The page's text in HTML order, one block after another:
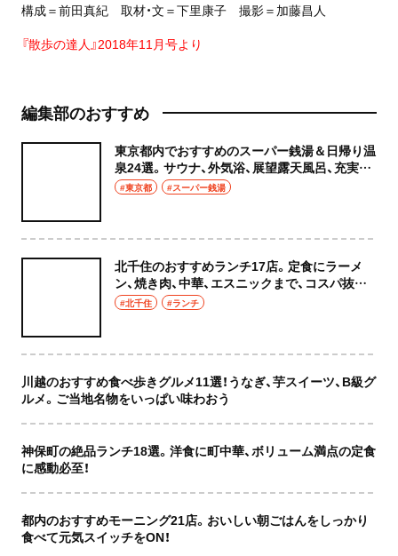
構成＝前田真紀 取材・文＝下里康子 撮影＝加藤昌人
『散歩の達人』2018年11月号より
編集部のおすすめ
東京都内でおすすめのスーパー銭湯＆日帰り温
泉24選。サウナ、外気浴、展望露天風呂、充実の
癒やし空間へ
#東京都 #スーパー銭湯
北千住のおすすめランチ17店。定食にラーメ
ン、焼き肉、中華、エスニックまで、コスパ抜群
な店もおしゃれな店も網羅してご紹介！
#北千住 #ランチ
川越のおすすめ食べ歩きグルメ11選！うなぎ、芋スイーツ、B級グ
ルメ。ご当地名物をいっぱい味わおう
神保町の絶品ランチ18選。洋食に町中華、ボリューム満点の定食
に感動必至！
都内のおすすめモーニング21店。おいしい朝ごはんをしっかり
食べて元気スイッチをON！